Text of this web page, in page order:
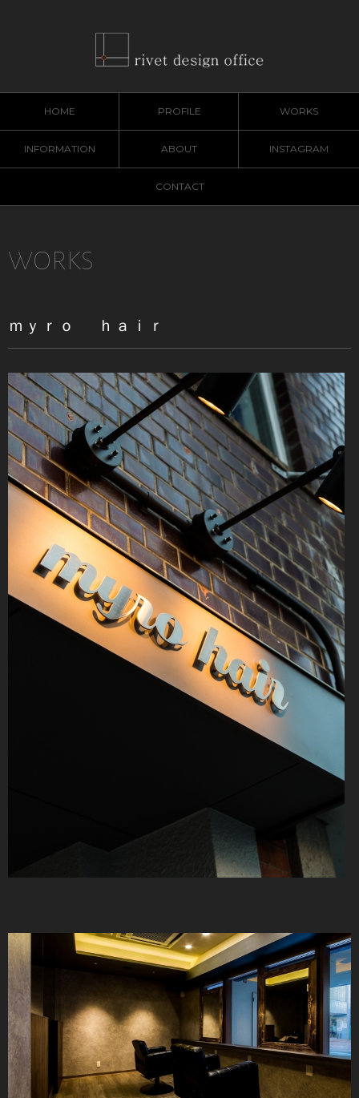
HOME PROFILE WORKS
INFORMATION ABOUT INSTAGRAM
CONTACT
WORKS
ｍｙｒｏ ｈａｉｒ